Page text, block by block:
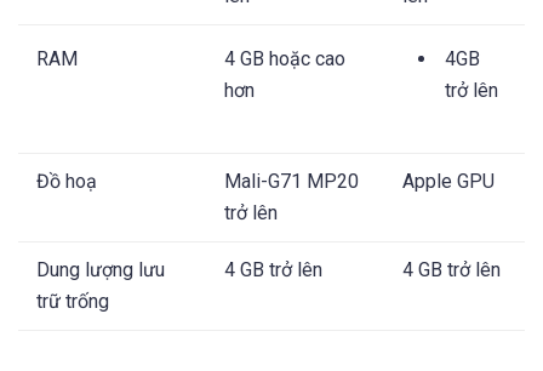
RAM
4 GB hoặc cao
hơn
4GB
trở lên
Đồ hoạ
Mali-G71 MP20
trở lên
Apple GPU
Dung lượng lưu
trữ trống
4 GB trở lên 4 GB trở lên